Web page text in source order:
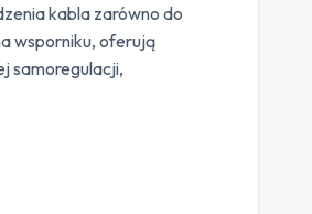
kabla zarówno do
wsporniku, oferują
samoregulacji,